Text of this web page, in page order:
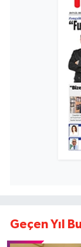
Geçen Yıl